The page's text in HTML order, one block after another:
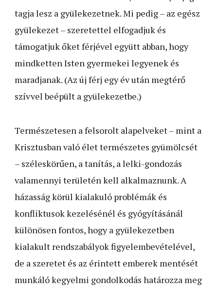
tagja lesz a gyülekezetnek. Mi pedig – az egész
gyülekezet – szeretettel elfogadjuk és
támogatjuk őket férjével együtt abban, hogy
mindketten Isten gyermekei legyenek és
maradjanak. (Az új férj egy év után megtérő
szívvel beépült a gyülekezetbe.)
Természetesen a felsorolt alapelveket – mint a
Krisztusban való élet természetes gyümölcsét
– széleskörűen, a tanítás, a lelki-gondozás
valamennyi területén kell alkalmaznunk. A
házasság körül kialakuló problémák és
konfliktusok kezelésénél és gyógyításánál
különösen fontos, hogy a gyülekezetben
kialakult rendszabályok figyelembevételével,
de a szeretet és az érintett emberek mentését
munkáló kegyelmi gondolkodás határozza meg